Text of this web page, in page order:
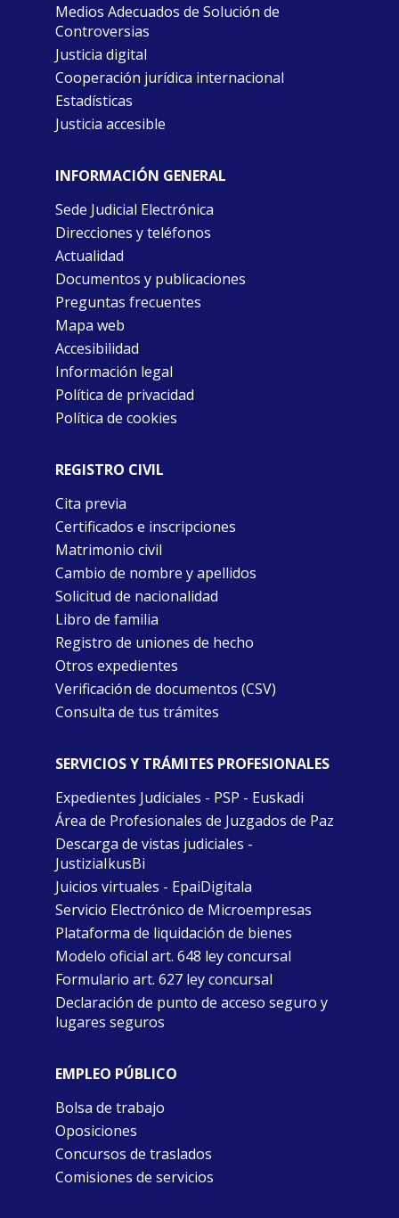
Medios Adecuados de Solución de
Controversias
Justicia digital
Cooperación jurídica internacional
Estadísticas
Justicia accesible
INFORMACIÓN GENERAL
Sede Judicial Electrónica
Direcciones y teléfonos
Actualidad
Documentos y publicaciones
Preguntas frecuentes
Mapa web
Accesibilidad
Información legal
Política de privacidad
Política de cookies
REGISTRO CIVIL
Cita previa
Certificados e inscripciones
Matrimonio civil
Cambio de nombre y apellidos
Solicitud de nacionalidad
Libro de familia
Registro de uniones de hecho
Otros expedientes
Verificación de documentos (CSV)
Consulta de tus trámites
SERVICIOS Y TRÁMITES PROFESIONALES
Expedientes Judiciales - PSP - Euskadi
Área de Profesionales de Juzgados de Paz
Descarga de vistas judiciales -
JustiziaIkusBi
Juicios virtuales - EpaiDigitala
Servicio Electrónico de Microempresas
Plataforma de liquidación de bienes
Modelo oficial art. 648 ley concursal
Formulario art. 627 ley concursal
Declaración de punto de acceso seguro y
lugares seguros
EMPLEO PÚBLICO
Bolsa de trabajo
Oposiciones
Concursos de traslados
Comisiones de servicios